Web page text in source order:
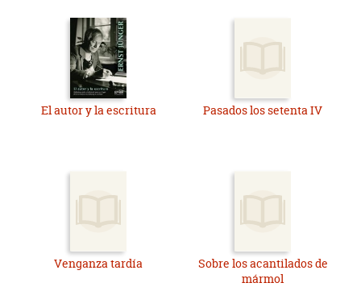
El autor y la escritura Pasados los setenta IV
Venganza tardía
Sobre los acantilados de
mármol